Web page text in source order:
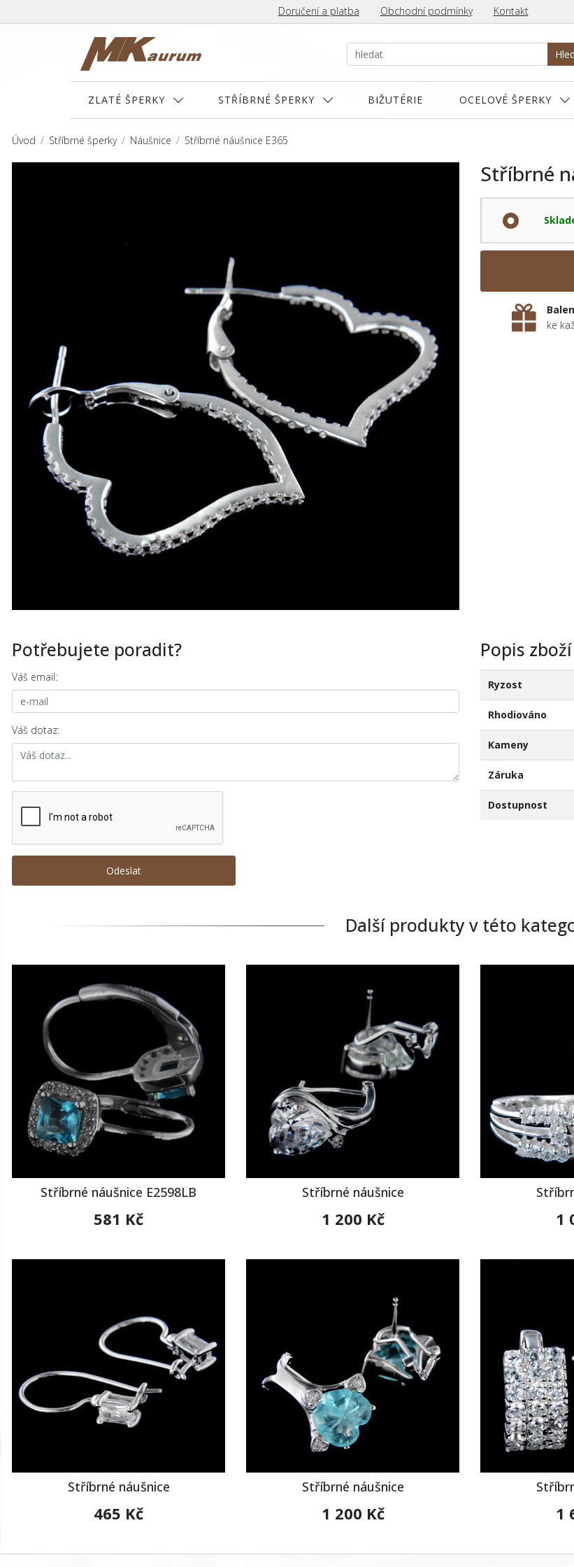
Doručení a platba Obchodní podmínky Kontakt
ZLATÉ ŠPERKY STŘÍBRNÉ ŠPERKY BIŽUTÉRIE OCELOVÉ ŠPERKY
Úvod Stříbrné šperky Náušnice Stříbrné náušnice E365
Stříbrné
ke
Popis zboží
Ryzost
Rhodiováno
Kameny
Záruka
Dostupnost
Potřebujete poradit?
Váš email:
Váš dotaz:
Další produkty v této
Stříbrné náušnice E2598LB
581 Kč
Stříbrné náušnice
1 200 Kč 1
Stříbrné náušnice
465 Kč
Stříbrné náušnice
1 200 Kč 1